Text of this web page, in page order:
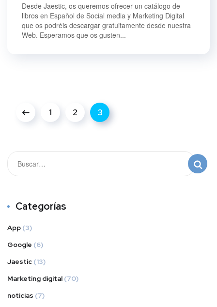
Desde Jaestic, os queremos ofrecer un catálogo de
libros en Español de Social media y Marketing Digital
que os podréis descargar gratuitamente desde nuestra
Web. Esperamos que os gusten...
1 2 3
Categorías
App (3)
Google (6)
Jaestic (13)
Marketing digital (70)
noticias (7)